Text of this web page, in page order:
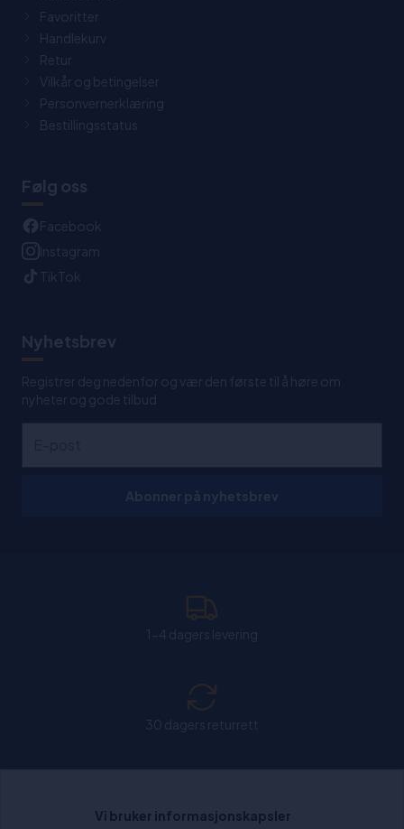
Favoritter
Handlekurv
Retur
Vilkår og betingelser
Personvernerklæring
Bestillingsstatus
Følg oss
Facebook
Instagram
TikTok
Nyhetsbrev
Registrer deg nedenfor og vær den første til å høre om
nyheter og gode tilbud
Chat: Åpen alle hverdager fra kl. 11:00-15:30.
Vi bruker informasjonskapsler